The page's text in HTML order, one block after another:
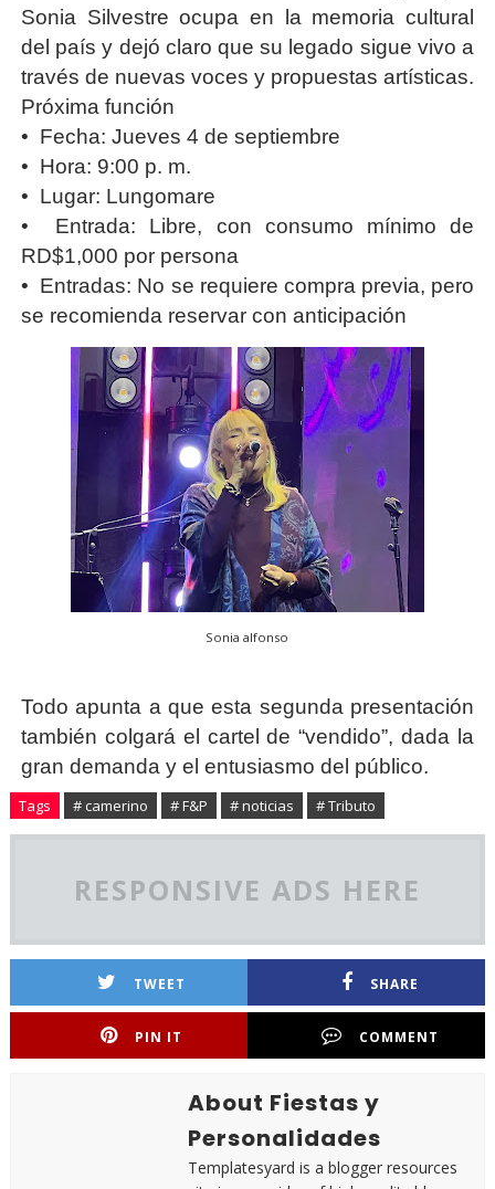
Sonia Silvestre ocupa en la memoria cultural
del país y dejó claro que su legado sigue vivo a
través de nuevas voces y propuestas artísticas.
Próxima función
• Fecha: Jueves 4 de septiembre
• Hora: 9:00 p. m.
• Lugar: Lungomare
•
Entrada: Libre, con consumo mínimo de
RD$1,000 por persona
• Entradas: No se requiere compra previa, pero
se recomienda reservar con anticipación
Sonia alfonso
Todo apunta a que esta segunda presentación
también colgará el cartel de “vendido”, dada la
gran demanda y el entusiasmo del público.
Tags # camerino # F&P # noticias # Tributo
RESPONSIVE ADS HERE
TWEET SHARE
PIN IT COMMENT
About Fiestas y
Personalidades
Templatesyard is a blogger resources